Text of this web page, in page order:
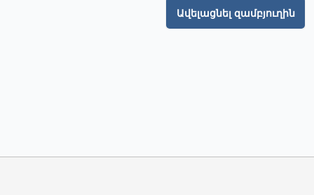
Ավելացնել զամբյուղին